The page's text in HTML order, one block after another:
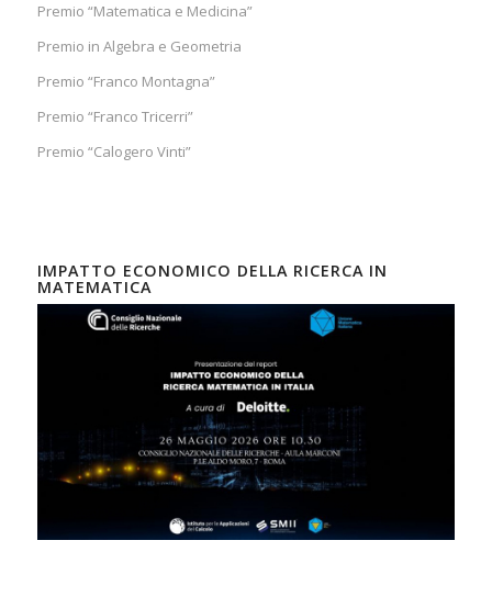
Premio “Matematica e Medicina”
Premio in Algebra e Geometria
Premio “Franco Montagna”
Premio “Franco Tricerri”
Premio “Calogero Vinti”
IMPATTO ECONOMICO DELLA RICERCA IN
MATEMATICA